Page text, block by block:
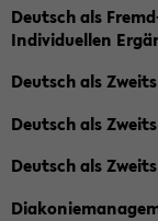
Deutsch als
Individuellen
Deutsch als
Deutsch als
Deutsch als